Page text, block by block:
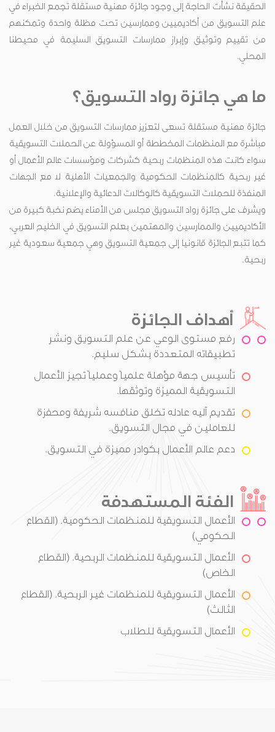
الحقيقة نشأت الحاجة إلى وجود جائزة مهنية مستقلة تجمع الخبراء في
علم التسويق من أكاديميين وممارسين تحت مظلة واحدة وتمكنهم
من تقييم وتوثيق وإبراز ممارسات التسويق السليمة في محيطنا
المحلي.
ما هي جائزة رواد التسويق؟
جائزة مهنية مستقلة تسعى لتعزيز ممارسات التسويق من خلال العمل
مباشرة مع المنظمات المخططة أو المسؤولة عن الحملات التسويقية
سواء كانت هذه المنظمات ربحية كشركات ومؤسسات عالم الأعمال أو
غير ربحية كالمنظمات الحكومية والجمعيات الأهلية لا مع الجهات
المنفذة للحملات التسويقية كالوكالات الدعائية والإعلانية.
ويشرف على جائزة رواد التسويق مجلس من الأمناء يضم نخبة كبيرة من
الأكاديميين والممارسين والمهتمين بعلم التسويق في الخليج العربي،
كما تتبع الجائزة قانونيا إلى جمعية التسويق وهي جمعية سعودية غير
ربحية.
أهداف الجائزة
رفع مستوى الوعي عن علم التسويق ونشر
تطبيقاته المتعددة بشكل سليم.
تأسيس جهة مؤهلة علمياً وعملياً تجيز الأعمال
التسويقية المميزة وتوثقها.
تقديم آليه عادله تخلق منافسه شريفة ومحفزة
للعاملين في مجال التسويق.
دعم عالم الأعمال بكوادر مميزة في التسويق.
الفئة المستهدفة
الأعمال التسويقية للمنظمات الحكومية. (القطاع
الحكومي)
الأعمال التسويقية للمنظمات الربحية. (القطاع
الخاص)
الأعمال التسويقية للمنظمات غير الربحية. (القطاع
الثالث)
الأعمال التسويقية للطلاب